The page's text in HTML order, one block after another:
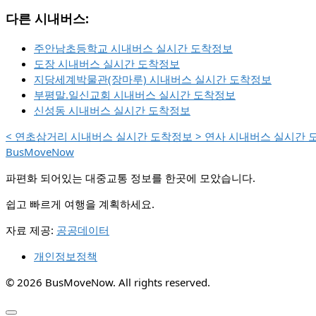
다른 시내버스:
주안남초등학교 시내버스 실시간 도착정보
도장 시내버스 실시간 도착정보
지당세계박물관(장마루) 시내버스 실시간 도착정보
부평말.일신교회 시내버스 실시간 도착정보
신성동 시내버스 실시간 도착정보
< 연초삼거리 시내버스 실시간 도착정보 > 연사 시내버스 실시간
BusMoveNow
파편화 되어있는 대중교통 정보를 한곳에 모았습니다.
쉽고 빠르게 여행을 계획하세요.
자료 제공: 공공데이터
개인정보정책
© 2026 BusMoveNow. All rights reserved.